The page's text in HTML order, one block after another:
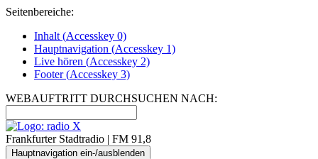
Seitenbereiche:
Inhalt (Accesskey 0)
Hauptnavigation (Accesskey 1)
Live hören (Accesskey 2)
Footer(Accesskey 3)
WEBAUFTRITT DURCHSUCHEN NACH:
Frankfurter Stadtradio | FM 91,8
Hauptnavigation ein-/ausblenden